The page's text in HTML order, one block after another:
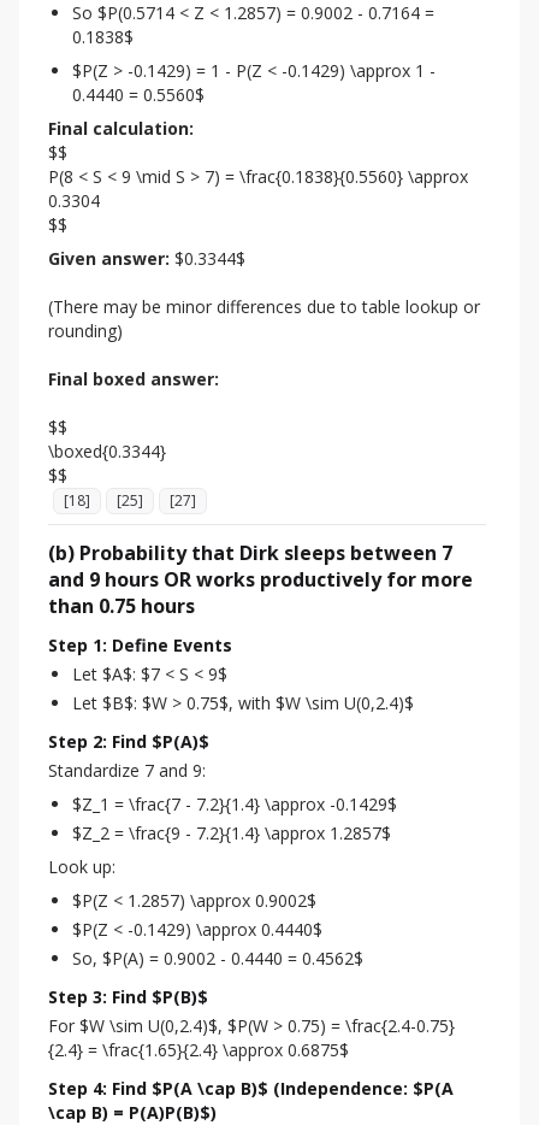
So $P(0.5714 < Z < 1.2857) = 0.9002 - 0.7164 =
0.1838$
$P(Z > -0.1429) = 1 - P(Z < -0.1429) \approx 1 -
0.4440 = 0.5560$
Final calculation:
$$
P(8 < S < 9 \mid S > 7) = \frac{0.1838}{0.5560} \approx
0.3304
$$
Given answer: $0.3344$
(There may be minor differences due to table lookup or
rounding)
Final boxed answer:
$$
\boxed{0.3344}
[18] [25] [27]
(b) Probability that Dirk sleeps between 7
and 9 hours OR works productively for more
than 0.75 hours
Step 1: Define Events
Let $A$: $7 < S < 9$
Let $B$: $W > 0.75$, with $W \sim U(0,2.4)$
Step 2: Find $P(A)$
Standardize 7 and 9:
$Z_1 = \frac{7 - 7.2}{1.4} \approx -0.1429$
$Z_2 = \frac{9 - 7.2}{1.4} \approx 1.2857$
Look up:
$P(Z < 1.2857) \approx 0.9002$
$P(Z < -0.1429) \approx 0.4440$
So, $P(A) = 0.9002 - 0.4440 = 0.4562$
Step 3: Find $P(B)$
For $W \sim U(0,2.4)$, $P(W > 0.75) = \frac{2.4-0.75}
{2.4} = \frac{1.65}{2.4} \approx 0.6875$
Step 4: Find $P(A \cap B)$ (Independence: $P(A
\cap B) = P(A)P(B)$)